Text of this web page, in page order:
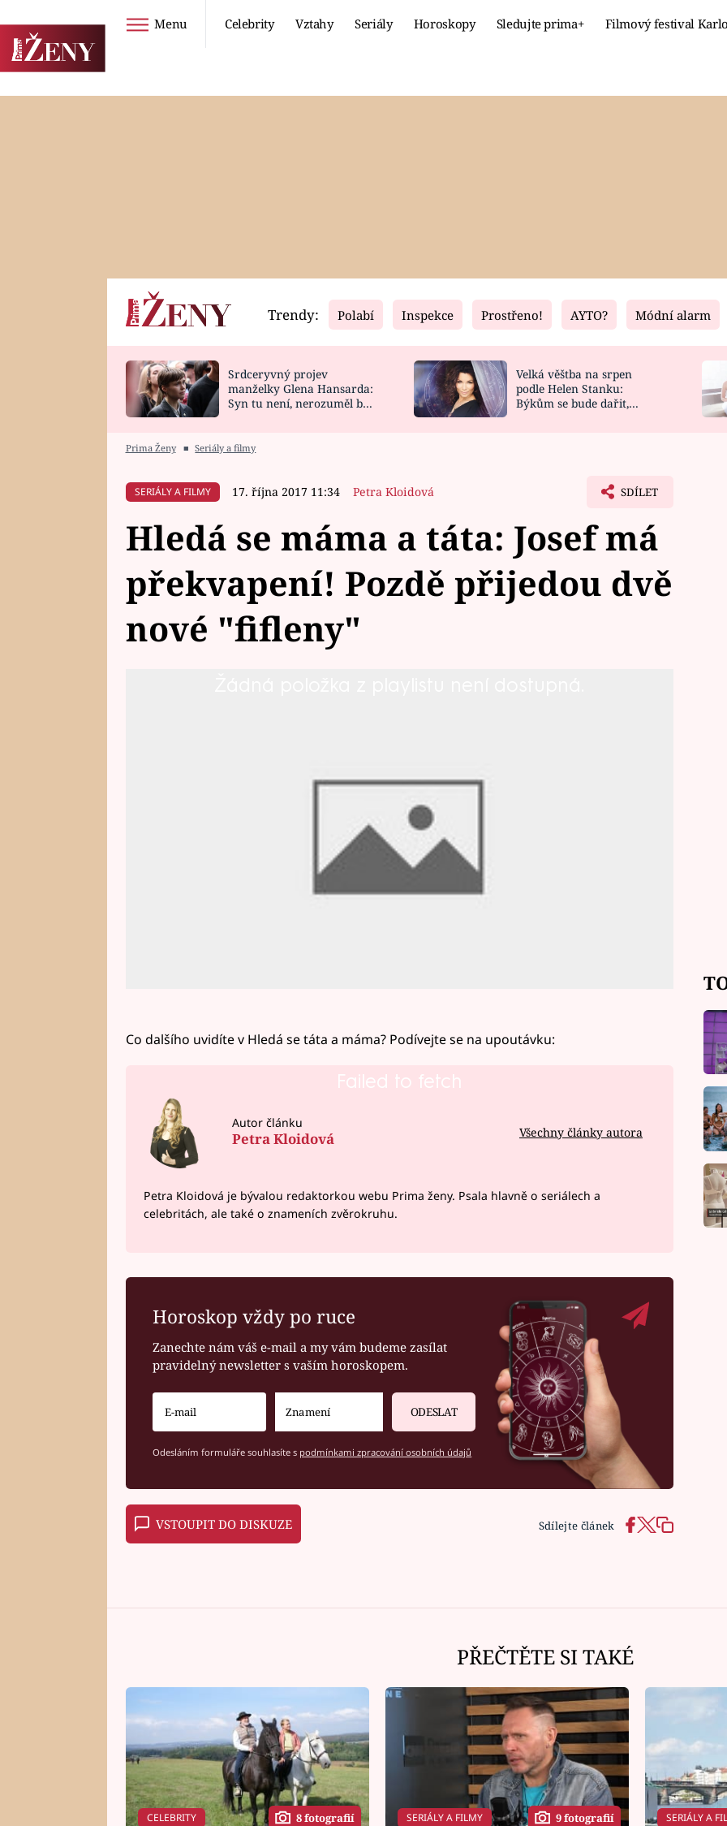
Menu Celebrity Vztahy Seriály Horoskopy Sledujte prima+ Filmový festival
Horoskopy
HOROSKOP NA
Video
CELEBRITY
VAŘENÍ
Fresh
NOVINKY
VIDEORECEPTY
Living
DESIGN
Trendy: Polabí Inspekce Prostřeno! AYTO? Módní alarm
Srdceryvný projev
manželky Glena Hansarda:
Syn tu není, nerozuměl by
Velká věštba na srpen
podle Helen Stanku:
Býkům se bude dařit,
Prima Ženy ■ Seriály a filmy
SERIÁLY A FILMY 17. října 2017 11:34 Petra Kloidová SDÍLET
Hledá se máma a táta: Josef má
překvapení! Pozdě přijedou dvě
nové "fifleny"
Co dalšího uvidíte v Hledá se táta a máma? Podívejte se na upoutávku:
Failed to fetch
Autor článku
Petra Kloidová Všechny články autora
Petra Kloidová je bývalou redaktorkou webu Prima ženy. Psala hlavně o seriálech a
celebritách, ale také o znameních zvěrokruhu.
Horoskop vždy po ruce
Zanechte nám váš e-mail a my vám budeme zasílat
pravidelný newsletter s vaším horoskopem.
ODESLAT
Odesláním formuláře souhlasíte s podmínkami zpracování osobních údajů
VSTOUPIT DO DISKUZE Sdílejte článek
PŘEČTĚTE SI TAKÉ
CELEBRITY 8 fotografií SERIÁLY A FILMY 9 fotografií SERIÁLY A